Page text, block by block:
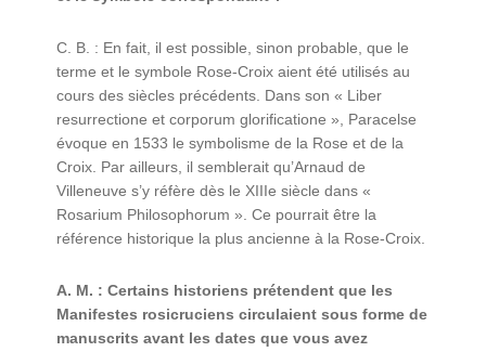
C. B. : En fait, il est possible, sinon probable, que le
terme et le symbole Rose-Croix aient été utilisés au
cours des siècles précédents. Dans son « Liber
resurrectione et corporum glorificatione », Paracelse
évoque en 1533 le symbolisme de la Rose et de la
Croix. Par ailleurs, il semblerait qu’Arnaud de
Villeneuve s’y réfère dès le XIIIe siècle dans «
Rosarium Philosophorum ». Ce pourrait être la
référence historique la plus ancienne à la Rose-Croix.
A. M. : Certains historiens prétendent que les
Manifestes rosicruciens circulaient sous forme de
manuscrits avant les dates que vous avez